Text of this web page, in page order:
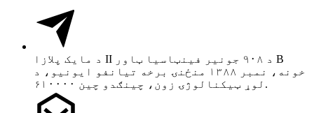
د مایک پلازا II د ۹۰۸ جونیر فینټاسیا ټاور B
خونه، نمبر ۱۳۸۸ منځنۍ برخه تیانفو ایونیو، د
لوړ ټیکنالوژۍ زون، چینګدو چین ۶۱۰۰۰۰.